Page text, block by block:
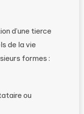
d’une tierce
de la vie
formes :
ou